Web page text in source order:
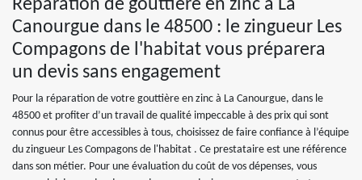
Réparation de gouttière en zinc à La
Canourgue dans le 48500 : le zingueur Les
Compagons de l'habitat vous préparera
un devis sans engagement
Pour la réparation de votre gouttière en zinc à La Canourgue, dans le
48500 et profiter d’un travail de qualité impeccable à des prix qui sont
connus pour être accessibles à tous, choisissez de faire confiance à l’équipe
du zingueur Les Compagons de l'habitat . Ce prestataire est une référence
dans son métier. Pour une évaluation du coût de vos dépenses, vous